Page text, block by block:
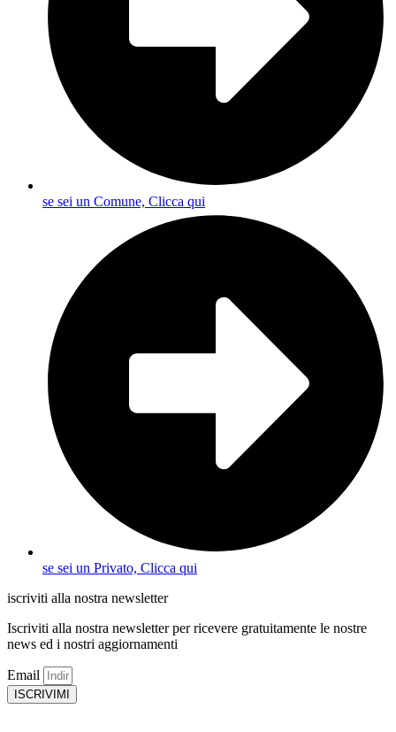
se sei un Comune, Clicca qui
se sei un Privato, Clicca qui
iscriviti alla nostra newsletter
Iscriviti alla nostra newsletter per ricevere gratuitamente le nostre
news ed i nostri aggiornamenti
Email
ISCRIVIMI